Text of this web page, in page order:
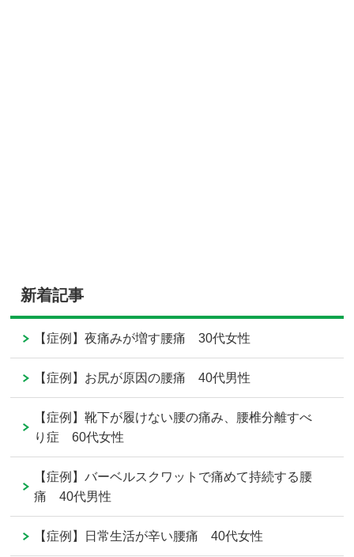
新着記事
【症例】夜痛みが増す腰痛 30代女性
【症例】お尻が原因の腰痛 40代男性
【症例】靴下が履けない腰の痛み、腰椎分離すべ
り症 60代女性
【症例】バーベルスクワットで痛めて持続する腰
痛 40代男性
【症例】日常生活が辛い腰痛 40代女性